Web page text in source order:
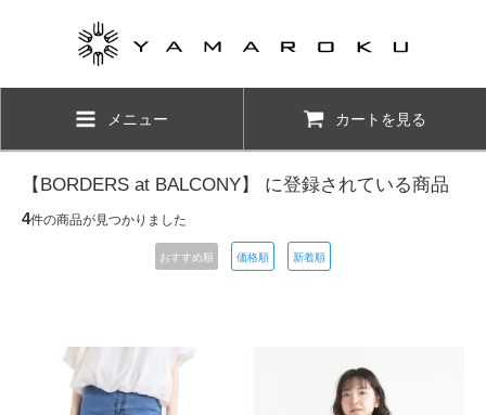
メニュー カートを見る
【BORDERS at BALCONY】 に登録されている商品
4件の商品が見つかりました
おすすめ順 価格順 新着順